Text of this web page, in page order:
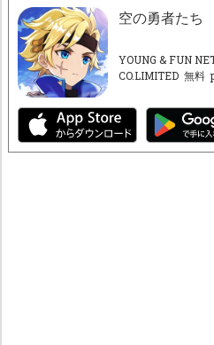
空の勇者たち
YOUNG & FUN
CO.LIMITED 無料